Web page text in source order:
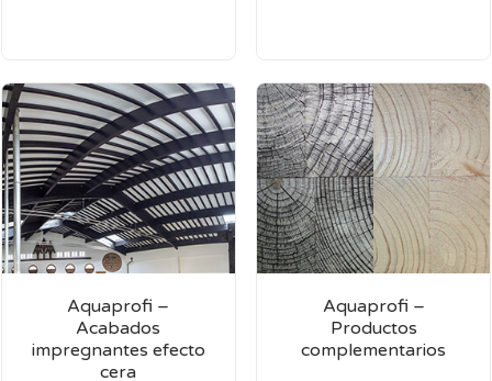
Aquaprofi –
Acabados
impregnantes efecto
cera
Aquaprofi –
Productos
complementarios